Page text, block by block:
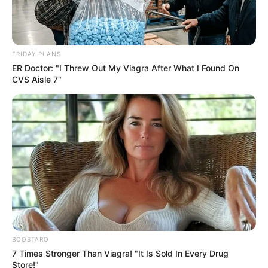
Hier gibt es eine Auswahl derbeliebtesten Museen in
Deutschland.
FRIDAY PLANS
ER Doctor: "I Threw Out My Viagra After What I Found On
CVS Aisle 7"
BOOSTARO
7 Times Stronger Than Viagra! "It Is Sold In Every Drug
Store!"